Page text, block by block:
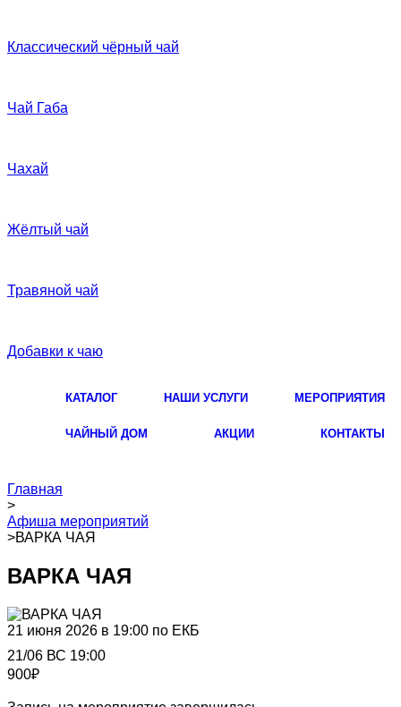
Классический чёрный чай
Чай Габа
Чахай
Жёлтый чай
Травяной чай
Добавки к чаю
КАТАЛОГ НАШИ УСЛУГИ МЕРОПРИЯТИЯ
ЧАЙНЫЙ ДОМ АКЦИИ КОНТАКТЫ
Главная
>
Афиша мероприятий
>ВАРКА ЧАЯ
ВАРКА ЧАЯ
21 июня 2026 в 19:00 по ЕКБ
21/06 ВС 19:00
900₽